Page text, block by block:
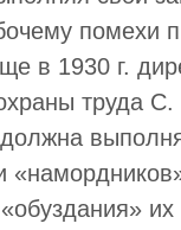
помехи
в 1930 г.
труда
должна
их